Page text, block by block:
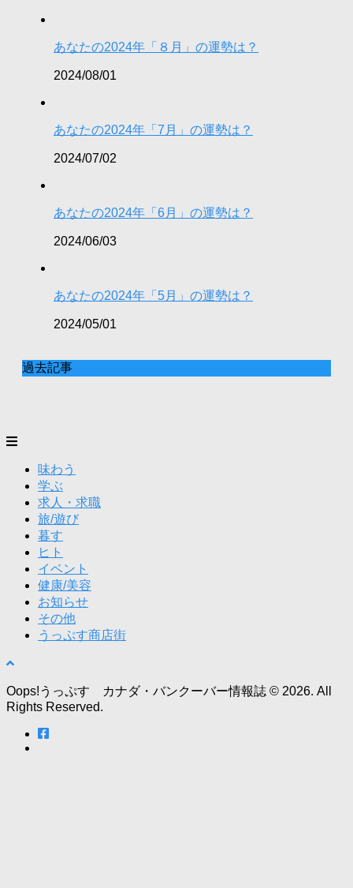
あなたの2024年「８月」の運勢は？
2024/08/01
あなたの2024年「7月」の運勢は？
2024/07/02
あなたの2024年「6月」の運勢は？
2024/06/03
あなたの2024年「5月」の運勢は？
2024/05/01
過去記事
味わう
学ぶ
求人・求職
旅/遊び
暮す
ヒト
イベント
健康/美容
お知らせ
その他
うっぷす商店街
Oops!うっぷす カナダ・バンクーバー情報誌 © 2026. All
Rights Reserved.